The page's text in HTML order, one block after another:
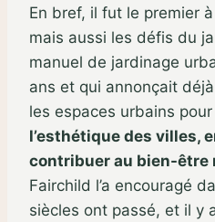
En bref, il fut le premier
mais aussi les défis du
manuel de jardinage
ans et qui annonçait
les espaces urbains pour
l’esthétique des villes,
contribuer au bien-être
Fairchild l’a encouragé
siècles ont passé, et il y